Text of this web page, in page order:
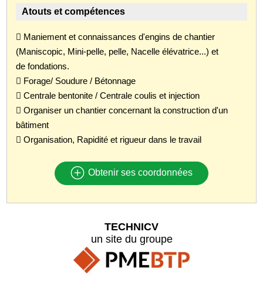
Atouts et compétences
 Maniement et connaissances d'engins de chantier
(Maniscopic, Mini-pelle, pelle, Nacelle élévatrice...) et
de fondations.
 Forage/ Soudure / Bétonnage
 Centrale bentonite / Centrale coulis et injection
 Organiser un chantier concernant la construction d'un
bâtiment
 Organisation, Rapidité et rigueur dans le travail
Obtenir ses coordonnées
TECHNICV
un site du groupe